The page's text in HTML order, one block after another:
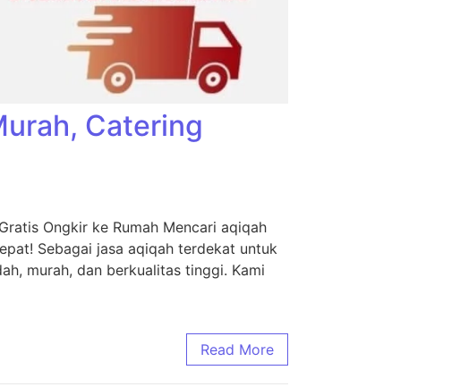
Catering
Ongkir ke Rumah Mencari aqiqah
Sebagai jasa aqiqah terdekat untuk
murah, dan berkualitas tinggi. Kami
Read More